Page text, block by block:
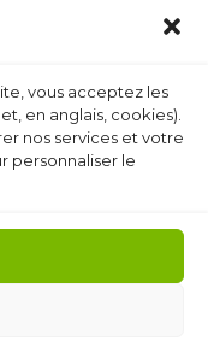
vous acceptez les
en anglais, cookies).
nos services et votre
personnaliser le